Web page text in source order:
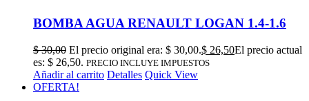
BOMBA AGUA RENAULT LOGAN 1.4-1.6
$30,00 El precio original era: $ 30,00.$ 26,50El precio actual
es: $ 26,50. PRECIO INCLUYE IMPUESTOS
Añadir al carrito Detalles Quick View
OFERTA!